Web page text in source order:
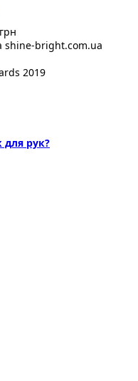
bright.com.ua
2019
рук?